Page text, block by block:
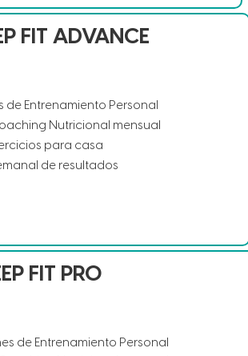
FIT ADVANCE
de Entrenamiento Personal
Nutricional mensual
para casa
de resultados
FIT PRO
de Entrenamiento Personal